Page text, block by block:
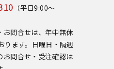
（平日9:00～
お問合せは、年中無休
ります。日曜日・隔週
お問合せ・受注確認は